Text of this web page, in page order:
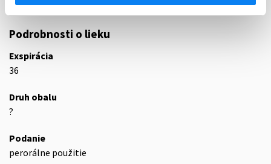
Podrobnosti o lieku
Exspirácia
36
Druh obalu
?
Podanie
perorálne použitie